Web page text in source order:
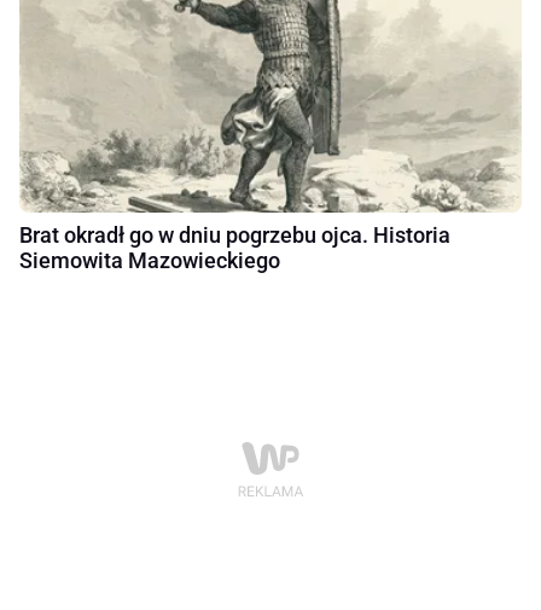
Brat okradł go w dniu pogrzebu ojca. Historia
Siemowita Mazowieckiego